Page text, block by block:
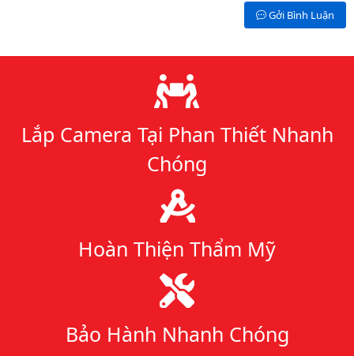
Gởi Bình Luận
Lý do chọn chúng tôi
Lắp Camera Tại Phan Thiết Nhanh
Chóng
Hoàn Thiện Thẩm Mỹ
Bảo Hành Nhanh Chóng